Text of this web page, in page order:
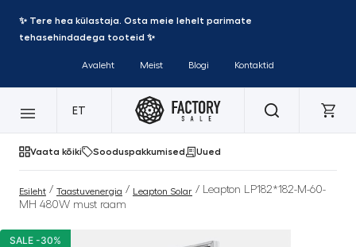
✨ Tere hea külastaja. Osta meie lehelt parimate
tehasehindadega tooteid ✨
Avaleht Meist Blogi Kontaktid
ET
Vaata kõiki Sooduspakkumised Uued
Esileht / Taastuvenergia / Leapton Solar / Leapton LP182*182-M-60-
MH 480W must raam
SALE -30%